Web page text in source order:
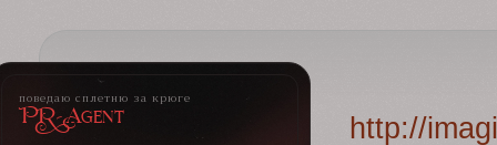
поведаю сплетню за крюге
PR-Agent http://